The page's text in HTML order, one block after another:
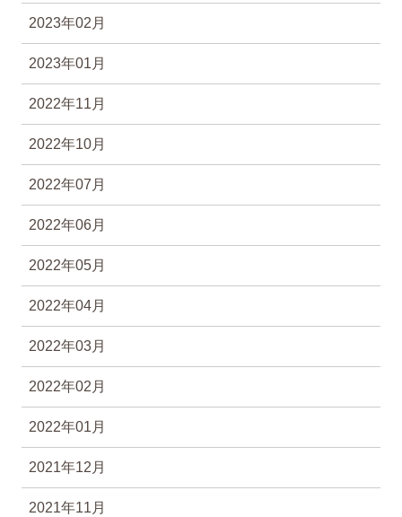
2023年02月
2023年01月
2022年11月
2022年10月
2022年07月
2022年06月
2022年05月
2022年04月
2022年03月
2022年02月
2022年01月
2021年12月
2021年11月